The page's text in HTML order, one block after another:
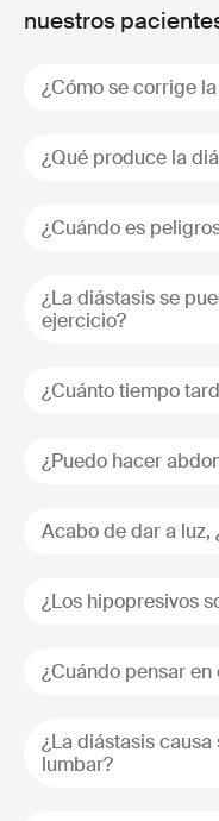
nuestros
¿Cómo se corrige
¿Qué produce la
¿Cuándo es
¿La diástasis se
ejercicio?
¿Cuánto tiempo
¿Puedo hacer
Acabo de dar a luz,
¿Los hipopresivos
¿Cuándo pensar en
¿La diástasis
lumbar?